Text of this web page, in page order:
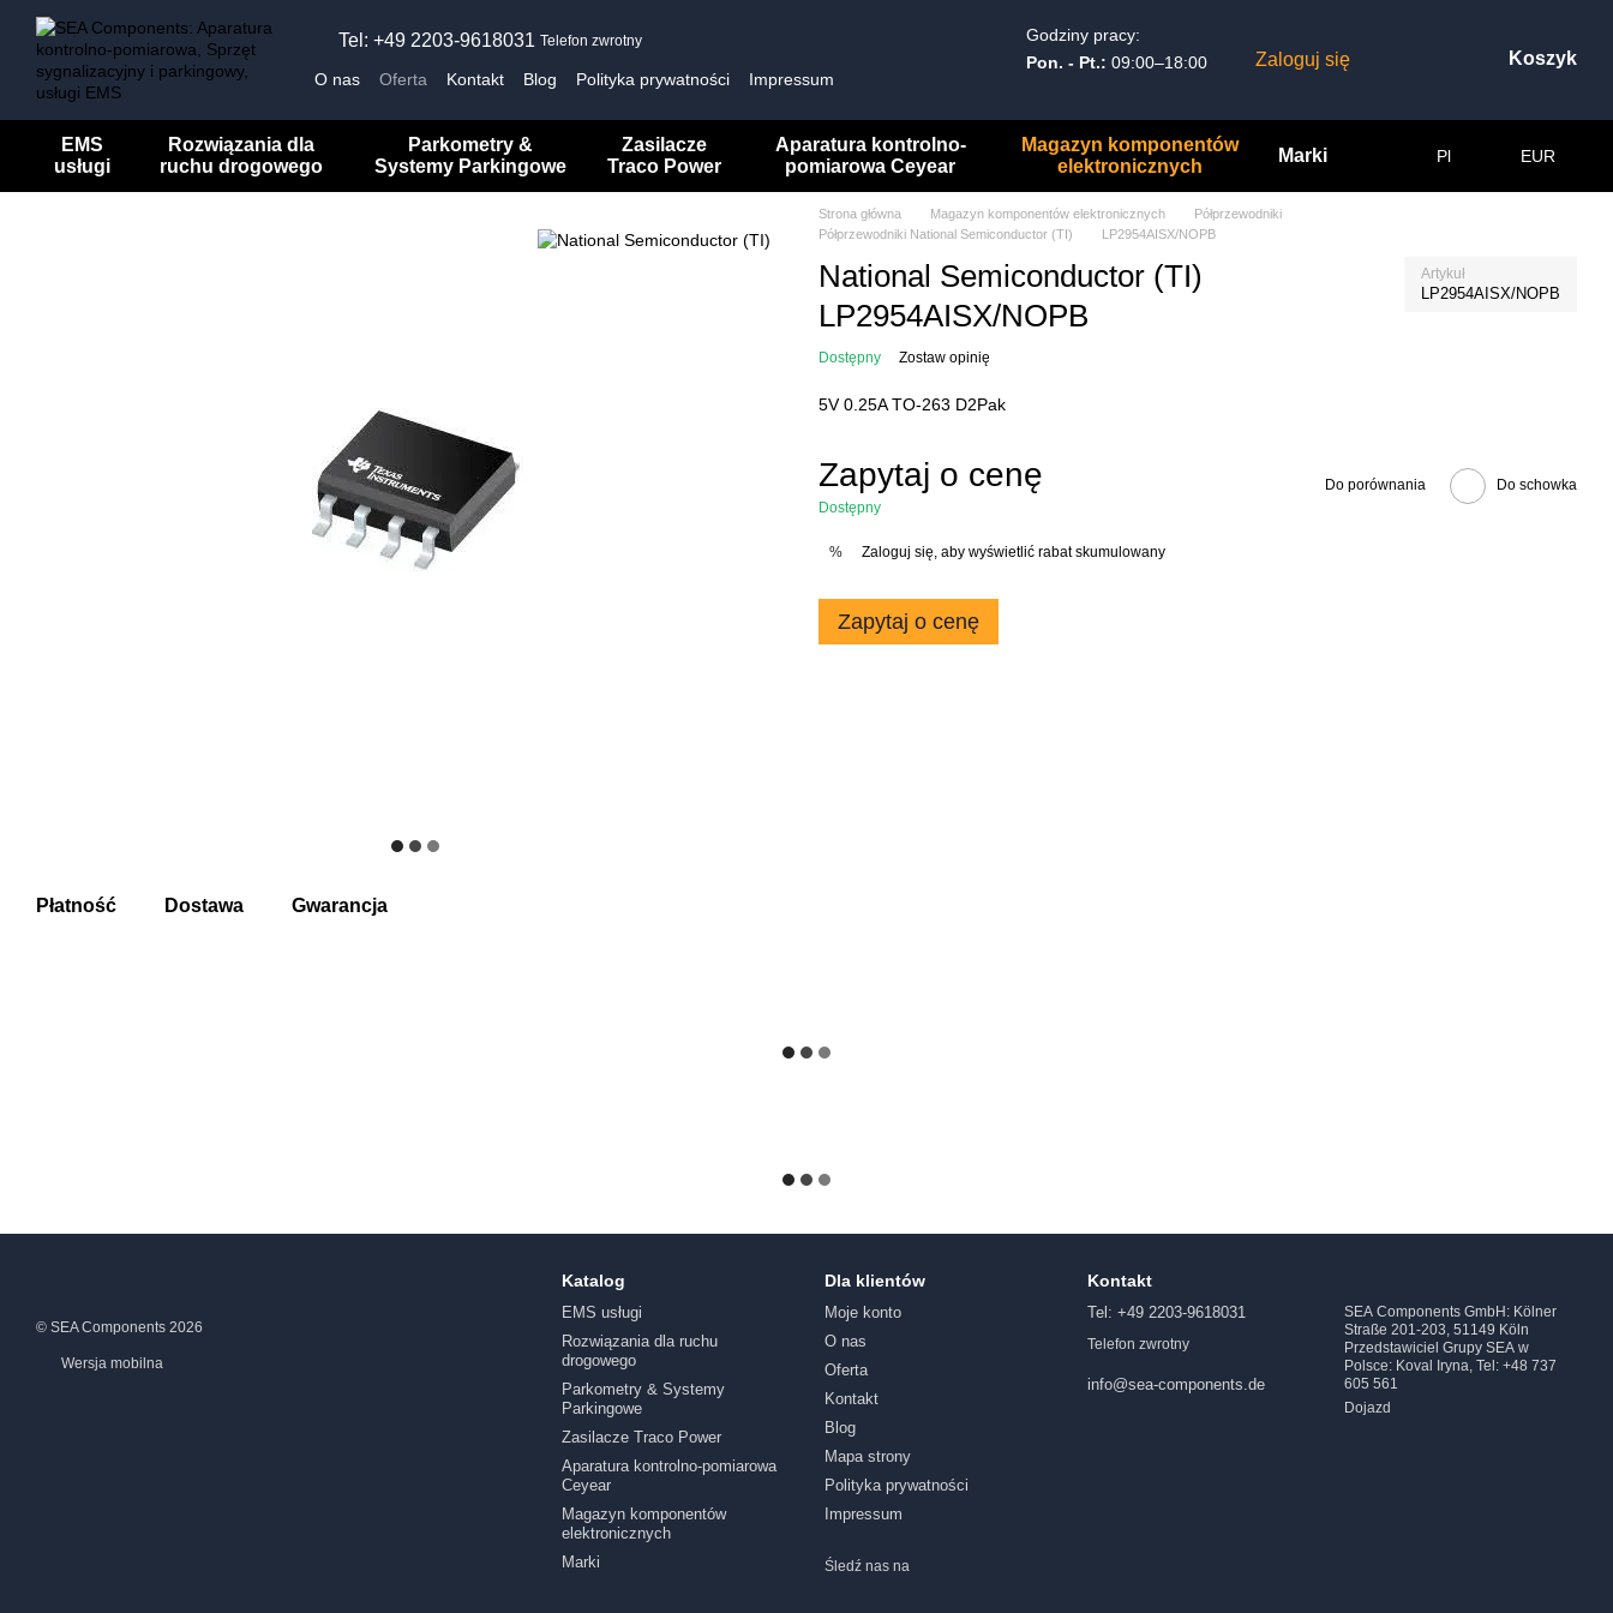
Przejdź do głównej treści
Tel: +49 2203-9618031 Telefon zwrotny
O nas Oferta Kontakt Blog Polityka prywatności Impressum
Godziny pracy:
Pon. - Pt.: 09:00–18:00 Zaloguj się Koszyk
EMS
usługi
Rozwiązania dla
ruchu drogowego
Parkometry &
Systemy Parkingowe
Zasilacze
Traco Power
Aparatura kontrolno-
pomiarowa Ceyear
Magazyn komponentów
elektronicznych
Marki Pl EUR
Płatność Dostawa Gwarancja
Strona główna Magazyn komponentów elektronicznych
Półprzewodniki
Półprzewodniki National Semiconductor (TI)
LP2954AISX/NOPB
National Semiconductor (TI)
LP2954AISX/NOPB
Artykuł
LP2954AISX/NOPB
Dostępny Zostaw opinię
5V 0.25A TO-263 D2Pak
Zapytaj o cenę
Dostępny
Do porównania Do schowka
% Zaloguj się , aby wyświetlić rabat skumulowany
Zapytaj o cenę
© SEA Components 2026
Wersja mobilna
Katalog
EMS usługi
Rozwiązania dla ruchu
drogowego
Parkometry & Systemy
Parkingowe
Zasilacze Traco Power
Aparatura kontrolno-pomiarowa
Ceyear
Magazyn komponentów
elektronicznych
Marki
Dla klientów
Moje konto
O nas
Oferta
Kontakt
Blog
Mapa strony
Polityka prywatności
Impressum
Śledź nas na
Kontakt
Tel: +49 2203-9618031
Telefon zwrotny
info@sea-components.de
SEA Components GmbH: Kölner
Straße 201-203, 51149 Köln
Przedstawiciel Grupy SEA w
Polsce: Koval Iryna, Tel: +48 737
605 561
Dojazd